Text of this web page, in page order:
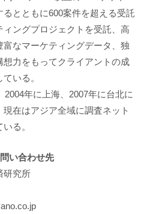
るとともに600案件を超える受託
ィングプロジェクトを受託、高
富なマーケティングデータ、独
想力をもってクライアントの成
いる。
2004年に上海、2007年に台北に
在はアジア全域に調査ネット
る。
い合わせ先
研究所